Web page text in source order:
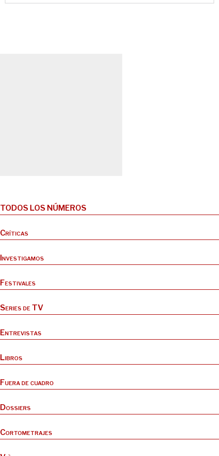
TODOS LOS NÚMEROS
Críticas
Investigamos
Festivales
Series de TV
Entrevistas
Libros
Fuera de cuadro
Dossiers
Cortometrajes